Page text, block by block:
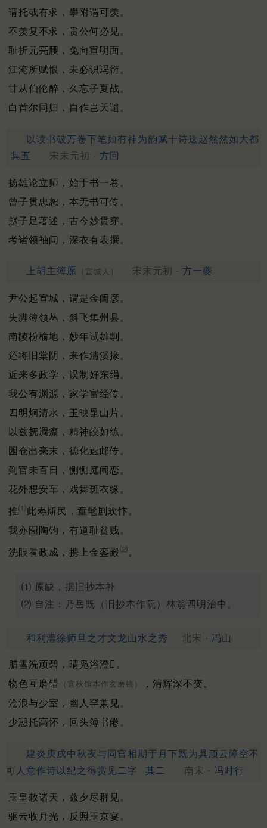
请托或有求，攀附谓可羡。
不羡复不求，贵公何必见。
耻折元亮腰，免向宣明面。
江淹所赋恨，未必识冯衍。
甘从伯伦醉，久忘子夏战。
白首尔同归，自作岂天谴。
以读书破万卷下笔如有神为韵赋十诗送赵然然如大都
其五
宋末元初 · 方回
扬雄论立师，始于书一卷。
曾子贯忠恕，本无书可传。
赵子足著述，古今妙贯穿。
考诸领袖间，深衣有表撰。
上胡主簿愿 （宣城人） 宋末元初 · 方一夔
尹公起宣城，谓是金闺彦。
失脚簿领丛，斜飞集州县。
南陵枌榆地，妙年试雄剸。
还将旧棠阴，来作清溪掾。
近来多政学，误制好东绢。
我公有渊源，家学富经传。
四明炯清水，玉映昆山片。
以兹抚凋瘵，精神皎如练。
囷仓出毫末，德化速邮传。
到官未百日，恻恻庭闱恋。
花外想安车，戏舞斑衣缘。
推⑴此寿斯民，童髦剧欢忭。
我亦囿陶钧，有道耻贫贱。
洗眼看政成，携上金銮殿⑵。
⑴ 原缺，据旧抄本补
⑵ 自注：乃岳既（旧抄本作阮）林翁四明治中。
和利漕徐师旦之才文龙山水之秀 北宋 · 冯山
腊雪洗顽碧，晴凫浴澄𪑩。
物色互磨错 （宜秋馆本作玄磨镜）
，清辉深不变。
沧浪与少室，幽人罕兼见。
少憩托高怀，回头簿书倦。
建炎庚戌中秋夜与同官相期于月下既为具顽云障空不
可人意作诗以纪之得赏见二字
其二 南宋 · 冯时行
玉皇敕诸天，兹夕尽群见。
驱云收月光，反照玉京宴。